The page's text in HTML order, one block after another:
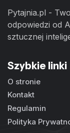
Pytajnia.pl -
odpowiedzi od
sztucznej
Szybkie linki
O stronie
Kontakt
Regulamin
Polityka